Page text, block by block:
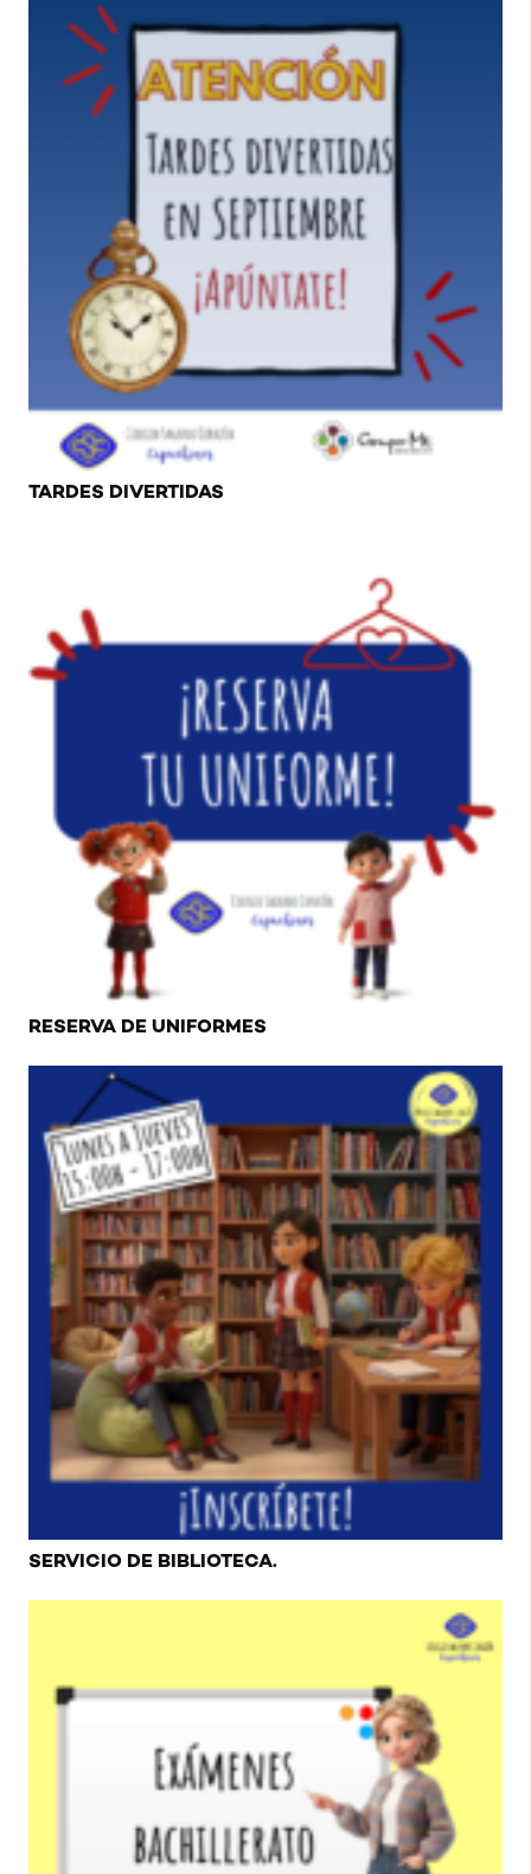
TARDES DIVERTIDAS
RESERVA DE UNIFORMES
SERVICIO DE BIBLIOTECA.